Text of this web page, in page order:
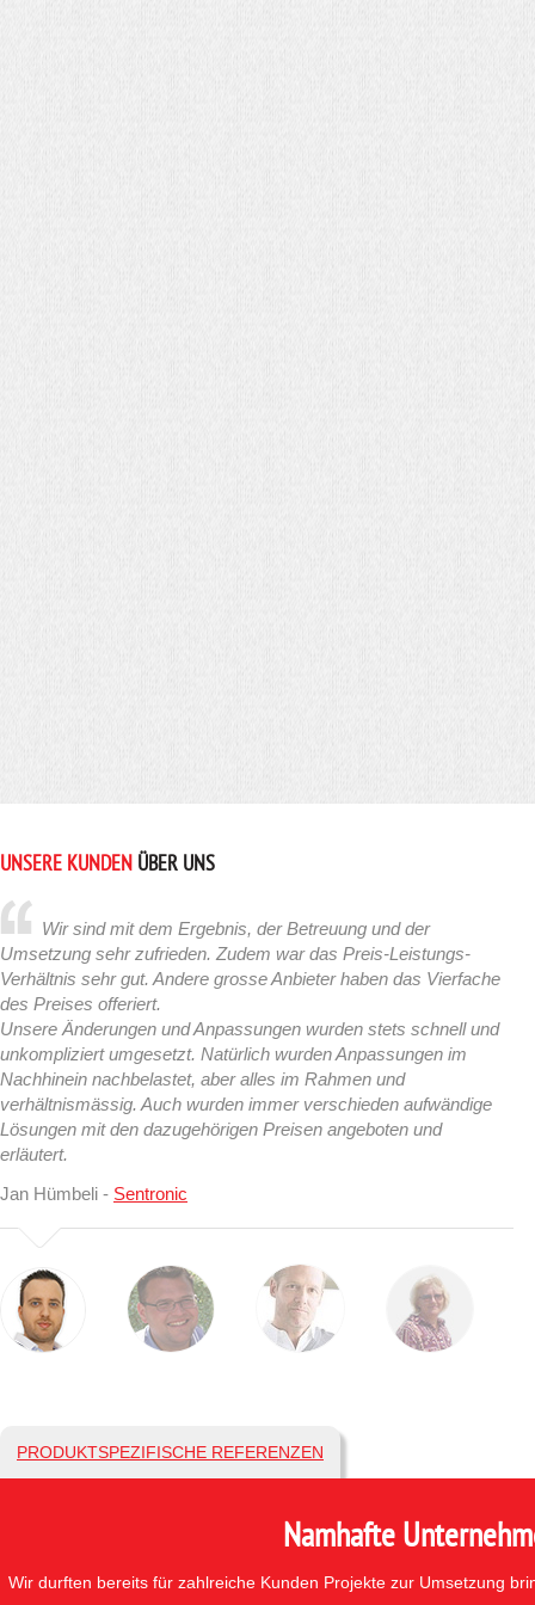
UNSERE KUNDEN ÜBER UNS
Wir sind mit dem Ergebnis, der Betreuung und der
Umsetzung sehr zufrieden. Zudem war das Preis-Leistungs-
Verhältnis sehr gut. Andere grosse Anbieter haben das Vierfache
des Preises offeriert.
Unsere Änderungen und Anpassungen wurden stets schnell und
unkompliziert umgesetzt. Natürlich wurden Anpassungen im
Nachhinein nachbelastet, aber alles im Rahmen und
verhältnismässig. Auch wurden immer verschieden aufwändige
Lösungen mit den dazugehörigen Preisen angeboten und
erläutert.
Jan Hümbeli - Sentronic
PRODUKTSPEZIFISCHE REFERENZEN
Namhafte
Wir durften bereits für zahlreiche Kunden Projekte zur Umsetzung